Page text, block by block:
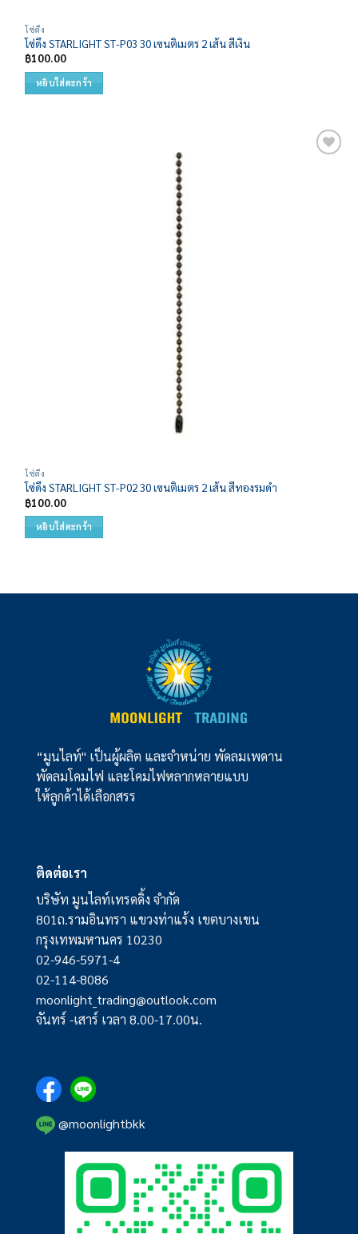
โซ่ดึง
โซ่ดึง STARLIGHT ST-P03 30 เซนติเมตร 2 เส้น สีเงิน
฿100.00
หยิบใส่ตะกร้า
โซ่ดึง
โซ่ดึง STARLIGHT ST-P02 30 เซนติเมตร 2 เส้น สีทองรมดำ
฿100.00
หยิบใส่ตะกร้า
“มูนไลท์" เป็นผู้ผลิต และจำหน่าย พัดลมเพดาน
พัดลมโคมไฟ และโคมไฟหลากหลายแบบ
ให้ลูกค้าได้เลือกสรร
ติดต่อเรา
บริษัท มูนไลท์เทรดดิ้ง จำกัด
801ถ.รามอินทรา แขวงท่าแร้ง เขตบางเขน
กรุงเทพมหานคร 10230
02-946-5971-4
02-114-8086
moonlight_trading@outlook.com
จันทร์ -เสาร์ เวลา 8.00-17.00น.
@moonlightbkk